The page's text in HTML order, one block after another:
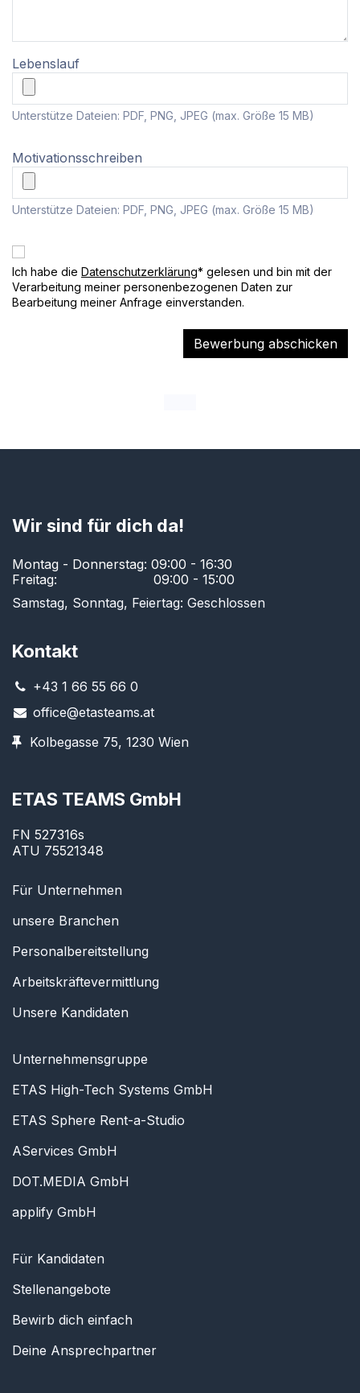
Lebenslauf
Unterstütze Dateien: PDF, PNG, JPEG (max. Größe 15 MB)
Motivationsschreiben
Unterstütze Dateien: PDF, PNG, JPEG (max. Größe 15 MB)
Ich habe die Datenschutzerklärung* gelesen und bin mit der
Verarbeitung meiner personenbezogenen Daten zur
Bearbeitung meiner Anfrage einverstanden.
Bewerbung abschicken
Wir sind für dich da!
Montag - Donnerstag: 09:00 - 16:30
Freitag:
​ ​09:00 - 15:00​
Samstag, Sonntag, Feiertag: Geschlossen
Kontakt
+43 1 66 55 66 0
office@etasteams.at
Kolbegasse 75, 1230 Wien
ETAS TEAMS GmbH
FN 527316s
ATU 75521348
Für Unternehmen
unsere Branchen
Personalbereitstellung
Arbeitskräftevermittlung
Unsere Kandidaten
Unternehmensgruppe
ETAS High-Tech Systems GmbH
ETAS Sphere Rent-a-Studio
AServices GmbH
DOT.MEDIA GmbH
applify GmbH
Für Kandidaten
Stellenangebote
Bewirb dich einfach
Deine Ansprechpartner